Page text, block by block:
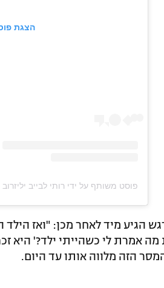
הצגת
פוסט משותף על ידי ‏‎רותי לבייב יליזרוב | המרכז להכשרת יועצים זוגיים‎‏ (@‏‎ruthy.leviev.yelizarov‎‏)
הגיע מיד לאחר מכן: "ואז הילד
מה אמרת לי כשהייתי ילד?' היא
הזה מלווה אותו עד היום.